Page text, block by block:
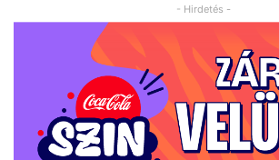
- Hirdetés -